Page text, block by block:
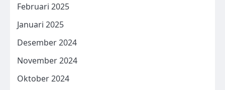
Februari 2025
Januari 2025
Desember 2024
November 2024
Oktober 2024